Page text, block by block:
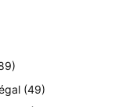
(49)